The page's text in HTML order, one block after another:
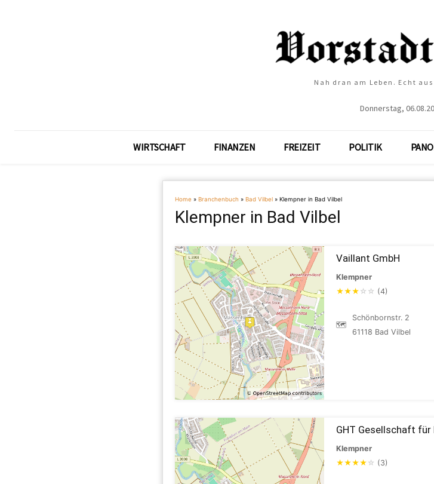
Nah dran am Leben. Echt
Donnerstag,
WIRTSCHAFT FINANZEN FREIZEIT POLITIK
Home » Branchenbuch » Bad Vilbel » Klempner in Bad Vilbel
Klempner in Bad Vilbel
Vaillant GmbH
Klempner
★★★ ☆ ☆ (4)
🗺
Schönbornstr. 2
61118 Bad Vilbel
GHT Gesellschaft für
Klempner
★★★★ ☆ (3)